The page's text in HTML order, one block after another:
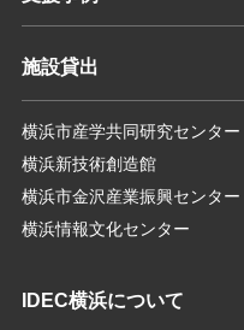
施設貸出
横浜市産学共同研究センター
横浜新技術創造館
横浜市金沢産業振興センター
横浜情報文化センター
IDEC横浜について